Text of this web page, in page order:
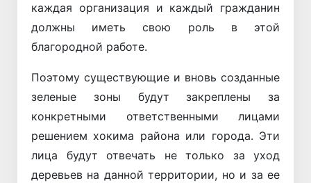
каждая организация и каждый гражданин
должны иметь свою роль в этой
благородной работе.
Поэтому существующие и вновь созданные
зеленые зоны будут закреплены за
конкретными ответственными лицами
решением хокима района или города. Эти
лица будут отвечать не только за уход
деревьев на данной территории, но и за ее